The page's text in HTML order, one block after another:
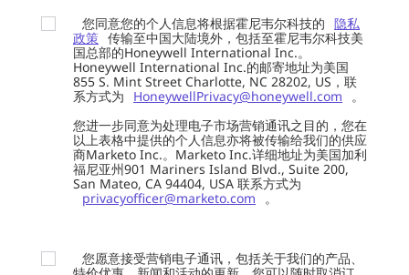
您同意您的个人信息将根据霍尼韦尔科技的 隐私
政策 传输至中国大陆境外，包括至霍尼韦尔科技美
国总部的Honeywell International Inc.。
Honeywell International Inc.的邮寄地址为美国
855 S. Mint Street Charlotte, NC 28202, US，联
系方式为
HoneywellPrivacy@honeywell.com
。
您进一步同意为处理电子市场营销通讯之目的，您在
以上表格中提供的个人信息亦将被传输给我们的供应
商Marketo Inc.。Marketo Inc.详细地址为美国加利
福尼亚州901 Mariners Island Blvd., Suite 200,
San Mateo, CA 94404, USA 联系方式为
privacyofficer@marketo.com
。
您愿意接受营销电子通讯，包括关于我们的产品、